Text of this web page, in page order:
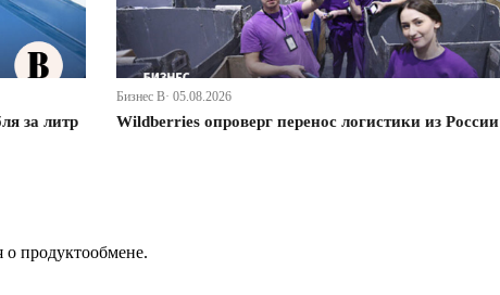
за литр
Бизнес В· 05.08.2026
Wildberries опроверг перенос логистики из России
продуктообмене.